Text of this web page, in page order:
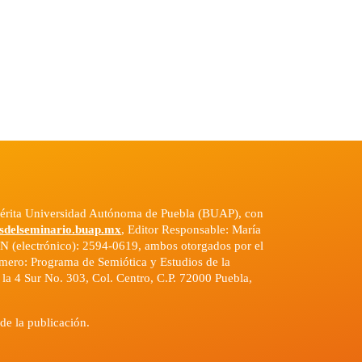
Universidad Autónoma de Puebla (BUAP), con
, Editor Responsable: María
(electrónico): 2594-0619, ambos otorgados por el
Programa de Semiótica y Estudios de la
4 Sur No. 303, Col. Centro, C.P. 72000 Puebla,
la publicación.